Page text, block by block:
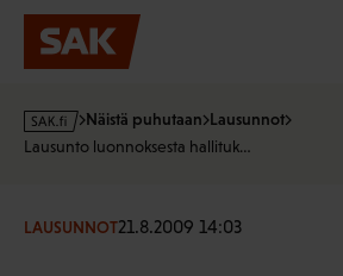
Hyppää
sisältöön
s
a
f
Näistä puhutaan Lausunnot
Lausunto luonnoksesta hallituk…
LAUSUNNOT21.8.2009 14:03